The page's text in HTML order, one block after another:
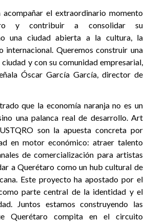
acompañar el extraordinario momento
y contribuir a consolidar su
una ciudad abierta a la cultura, la
internacional. Queremos construir una
y con su comunidad empresarial,
Óscar García García, director de
que la economía naranja no es un
una palanca real de desarrollo. Art
son la apuesta concreta por
en motor económico: atraer talento
de comercialización para artistas
a Querétaro como un hub cultural de
Este proyecto ha apostado por el
parte central de la identidad y el
Juntos estamos construyendo las
Querétaro compita en el circuito